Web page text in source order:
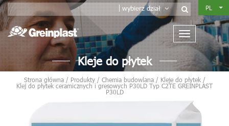
wybierz dział PL
Kleje do płytek
Strona główna/ Produkty/ Chemia budowlana/ Kleje do płytek/
Klej do płytek ceramicznych i gresowych P30LD Typ C2TE GREINPLAST
P30LD